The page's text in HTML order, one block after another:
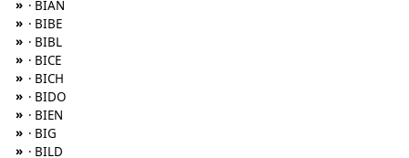
» · BIAN
» · BIBE
» · BIBL
» · BICE
» · BICH
» · BIDO
» · BIEN
» · BIG
» · BILD